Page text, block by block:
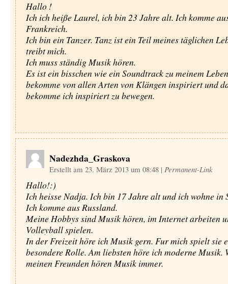
Hallo !
Ich ich heiße Laurel, ich bin 23 Jahre alt. Ich komme
Frankreich.
Ich bin ein Tanzer. Tanz ist ein Teil meines täglichen
treibt mich.
Ich muss ständig Musik hören.
Es ist ein bisschen wie ein Soundtrack zu meinem
bekomme von allen Arten von Klängen inspiriert und
bekomme ich inspiriert zu bewegen.
Nadezhda_Graskova
Erstellt am 23. März 2013 um 08:48 | Permanent-Link
Hallo!:)
Ich heisse Nadja. Ich bin 17 Jahre alt und ich wohne in
Ich komme aus Russland.
Meine Hobbys sind Musik hören, im Internet arbeiten
Volleyball spielen.
In der Freizeit höre ich Musik gern. Fur mich spielt sie
besondere Rolle. Am liebsten höre ich moderne Musik.
meinen Freunden hören Musik immer.